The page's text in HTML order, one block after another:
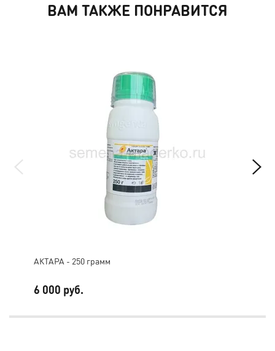
ВАМ ТАКЖЕ ПОНРАВИТСЯ
АКТАРА - 250 грамм
6 000 руб.